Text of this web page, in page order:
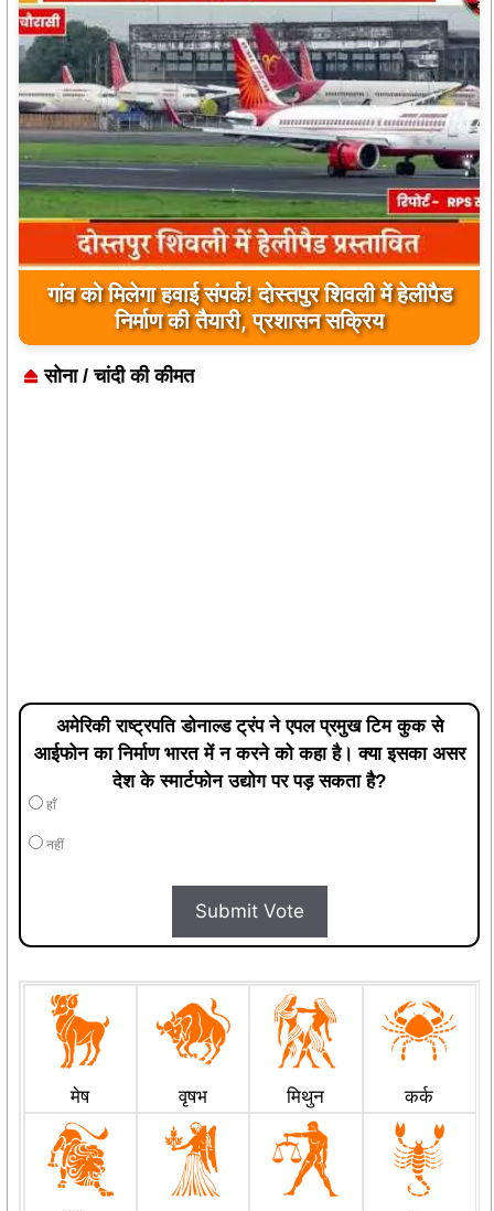
यूपी के बहराइच में बड़ा हादसा, कौड़ियाला नदी में नाव
पलटी, 17 लापता, एक का शव मिला
सोना / चांदी की कीमत
अमेरिकी राष्ट्रपति डोनाल्ड ट्रंप ने एपल प्रमुख टिम कुक से
आईफोन का निर्माण भारत में न करने को कहा है। क्या इसका असर
देश के स्मार्टफोन उद्योग पर पड़ सकता है?
हाँ
नहीं
Submit Vote
मेष वृषभ मिथुन कर्क